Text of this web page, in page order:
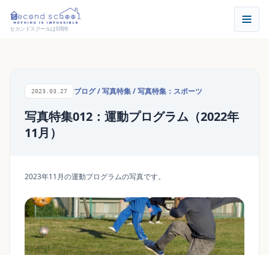
セカンドスクールは9周年
2023.03.27 ブログ/写真特集/写真特集：スポーツ
写真特集012：運動プログラム（2022年
11月）
2023年11月の運動プログラムの写真です。